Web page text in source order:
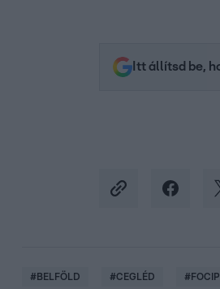
Itt állítsd be,
#BELFÖLD #CEGLÉD #